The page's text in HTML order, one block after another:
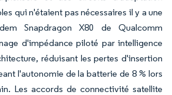
qui n'étaient pas nécessaires il y a une
Snapdragon X80 de Qualcomm
d'impédance piloté par intelligence
réduisant les pertes d'insertion
l'autonomie de la batterie de 8 % lors
Les accords de connectivité satellite